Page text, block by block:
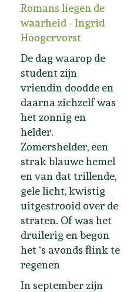
Romans liegen de
waarheid - Ingrid
Hoogervorst
De dag waarop de
student zijn
vriendin doodde en
daarna zichzelf was
het zonnig en
helder.
Zomershelder, een
strak blauwe hemel
en van dat trillende,
gele licht, kwistig
uitgestrooid over de
straten. Of was het
druilerig en begon
het ‘s avonds flink te
regenen
In september zijn